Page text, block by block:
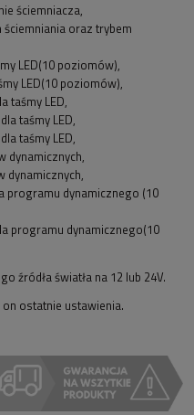
ściemniacza,
ściemniania oraz trybem
LED(10 poziomów),
LED(10 poziomów),
taśmy LED,
taśmy LED,
taśmy LED,
dynamicznych,
dynamicznych,
programu dynamicznego (10
programu dynamicznego(10
źródła światła na 12 lub 24V.
ostatnie ustawienia.